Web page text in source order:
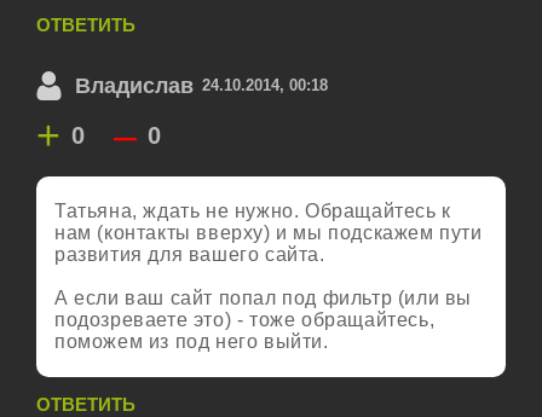
ОТВЕТИТЬ
Владислав 24.10.2014, 00:18
+ 0 – 0
Татьяна, ждать не нужно. Обращайтесь к
нам (контакты вверху) и мы подскажем пути
развития для вашего сайта.
А если ваш сайт попал под фильтр (или вы
подозреваете это) - тоже обращайтесь,
поможем из под него выйти.
ОТВЕТИТЬ